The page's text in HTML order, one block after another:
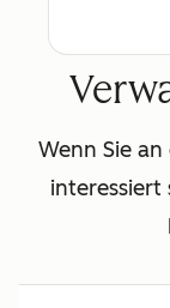
Wenn Sie
interessiert